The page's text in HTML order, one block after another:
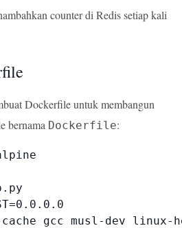
counter di Redis setiap kali
Dockerfile untuk membangun
bernama Dockerfile:
cache gcc musl-dev linux-